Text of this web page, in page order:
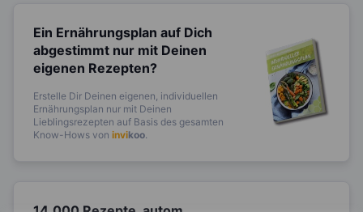
Ein Ernährungsplan auf Dich
abgestimmt nur mit Deinen
eigenen Rezepten?
Erstelle Dir Deinen eigenen, individuellen
Ernährungsplan nur mit Deinen
Lieblingsrezepten auf Basis des gesamten
Know-Hows von invikoo